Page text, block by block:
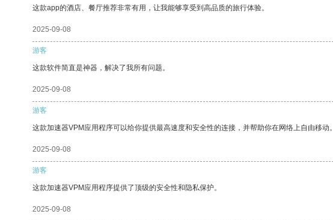
这款app的酒店、餐厅推荐非常有用，让我能够享受到高品质的旅行体验。
2025-09-08
游客
这款软件简直是神器，解决了我所有问题。
2025-09-08
游客
这款加速器VPM应用程序可以给你提供最高速度和安全性的连接，并帮助你在网络上自由移动。
2025-09-08
游客
这款加速器VPM应用程序提供了顶级的安全性和隐私保护。
2025-09-08